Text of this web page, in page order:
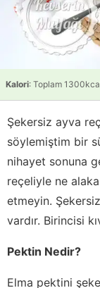
Kalori: Toplam
Şekersiz ayva
söylemiştim bir
nihayet sonuna
reçeliyle ne
etmeyin.
vardır. Birincisi
Pektin Nedir?
Elma pektini